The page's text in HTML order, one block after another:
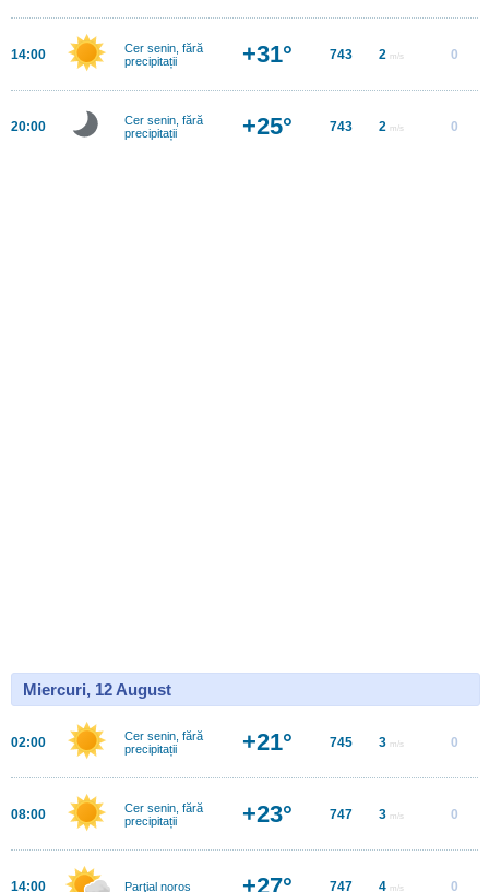
14:00
Cer senin, fără
precipitații
+31° 743 2 m/s 0
20:00
Cer senin, fără
precipitații
+25° 743 2 m/s 0
Miercuri, 12 August
02:00
Cer senin, fără
precipitații
+21° 745 3 m/s 0
08:00
Cer senin, fără
precipitații
+23° 747 3 m/s 0
14:00 Parţial noros +27° 747 4 m/s 0